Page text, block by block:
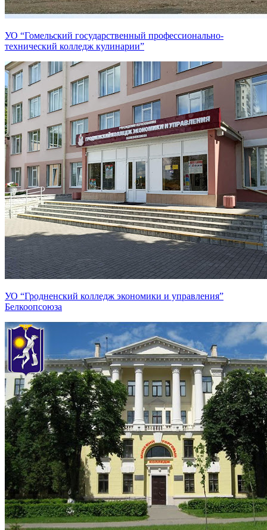
УО “Гомельский государственный профессионально-
технический колледж кулинарии”
УО “Гродненский колледж экономики и управления”
Белкоопсоюза